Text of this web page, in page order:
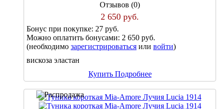
Отзывов (0)
2 650 руб.
Бонус при покупке: 27 руб.
Можно оплатить бонусами: 2 650 руб.
(необходимо зарегистрироваться или войти)
вискоза эластан
Купить Подробнее